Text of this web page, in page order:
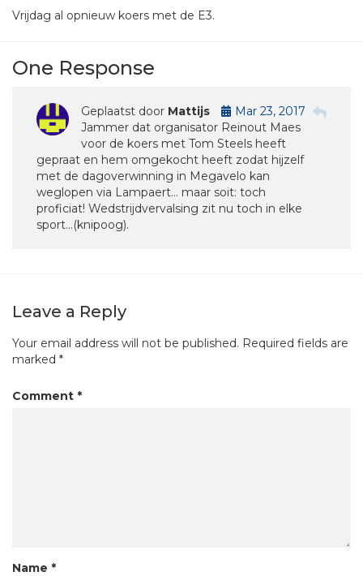
Vrijdag al opnieuw koers met de E3.
One Response
Geplaatst door Mattijs
Mar 23, 2017
Jammer dat organisator Reinout Maes
voor de koers met Tom Steels heeft
gepraat en hem omgekocht heeft zodat hijzelf
met de dagoverwinning in Megavelo kan
weglopen via Lampaert… maar soit: toch
proficiat! Wedstrijdvervalsing zit nu toch in elke
sport…(knipoog).
Leave a Reply
Your email address will not be published. Required fields are
marked *
Comment *
Name *